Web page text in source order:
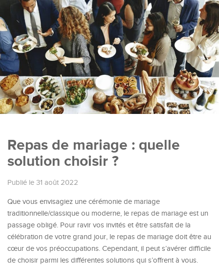
Repas de mariage : quelle
solution choisir ?
Publié le 31 août 2022
Que vous envisagiez une cérémonie de mariage
traditionnelle/classique ou moderne, le repas de mariage est un
passage obligé. Pour ravir vos invités et être satisfait de la
célébration de votre grand jour, le repas de mariage doit être au
cœur de vos préoccupations. Cependant, il peut s’avérer difficile
de choisir parmi les différentes solutions qui s’offrent à vous.